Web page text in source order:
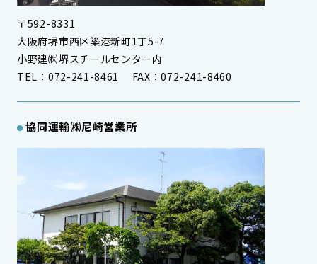
〒592-8331
大阪府堺市西区築港新町1丁5-7
小野建㈱堺スチールセンター内
TEL：072-241-8461 FAX：072-241-8460
協同運輸㈱尼崎営業所